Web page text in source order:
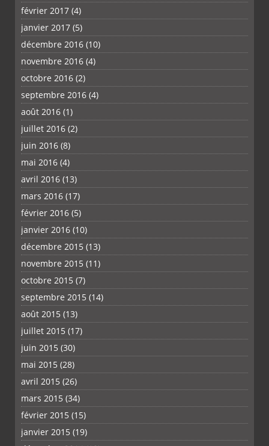
février 2017 (4)
janvier 2017 (5)
décembre 2016 (10)
novembre 2016 (4)
octobre 2016 (2)
septembre 2016 (4)
août 2016 (1)
juillet 2016 (2)
juin 2016 (8)
mai 2016 (4)
avril 2016 (13)
mars 2016 (17)
février 2016 (5)
janvier 2016 (10)
décembre 2015 (13)
novembre 2015 (11)
octobre 2015 (7)
septembre 2015 (14)
août 2015 (13)
juillet 2015 (17)
juin 2015 (30)
mai 2015 (28)
avril 2015 (26)
mars 2015 (34)
février 2015 (15)
janvier 2015 (19)